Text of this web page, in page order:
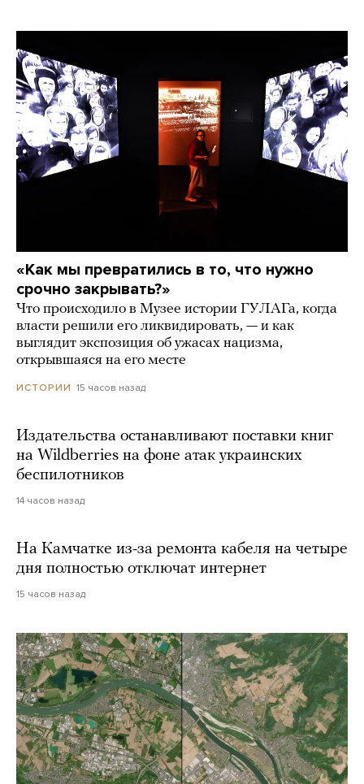
«Как мы превратились в то, что нужно
срочно закрывать?»
Что происходило в Музее истории ГУЛАГа, когда
власти решили его ликвидировать, — и как
выглядит экспозиция об ужасах нацизма,
открывшаяся на его месте
ИСТОРИИ 15 часов назад
Издательства останавливают поставки книг
на Wildberries на фоне атак украинских
беспилотников
14 часов назад
На Камчатке из-за ремонта кабеля на четыре
дня полностью отключат интернет
15 часов назад